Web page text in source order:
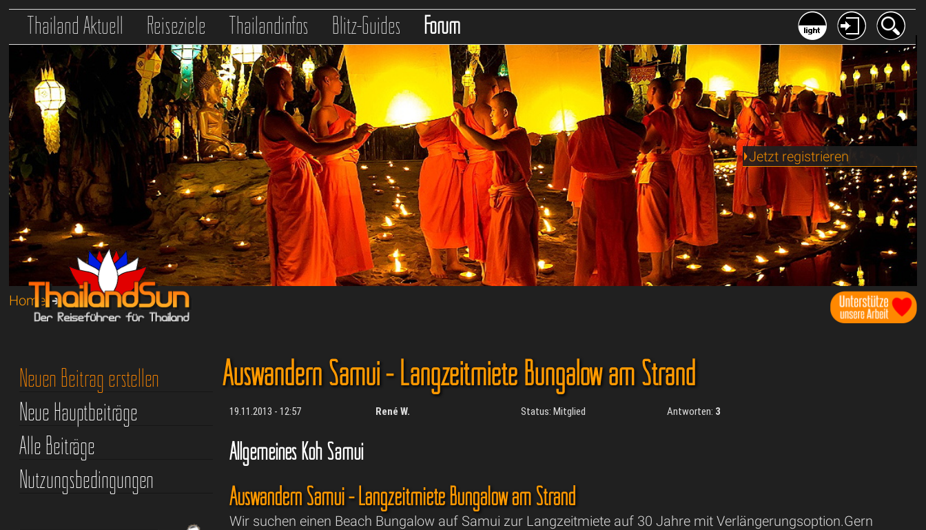
Thailand Aktuell Reiseziele Thailandinfos Blitz-Guides Forum
Jetzt registrieren
Home➔
Auswandern Samui - Langzeitmiete Bungalow am Strand
19.11.2013 - 12:57 René W. Status: Mitglied Antworten: 3
Allgemeines Koh Samui
Auswandern Samui - Langzeitmiete Bungalow am Strand
Wir suchen einen Beach Bungalow auf Samui zur Langzeitmiete auf 30 Jahre mit Verlängerungsoption.Gern
Neuen Beitrag erstellen
Neue Hauptbeiträge
Alle Beiträge
Nutzungsbedingungen